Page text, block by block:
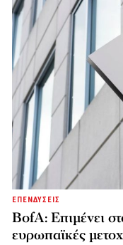
ΕΠΕΝΔΥΣΕΙΣ
BofA: Επιμένει
ευρωπαϊκές